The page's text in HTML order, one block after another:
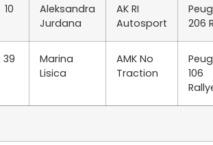
10
Aleksandra
Jurdana
AK RI
Autosport
206
39
Marina
Lisica
AMK No
Traction
106